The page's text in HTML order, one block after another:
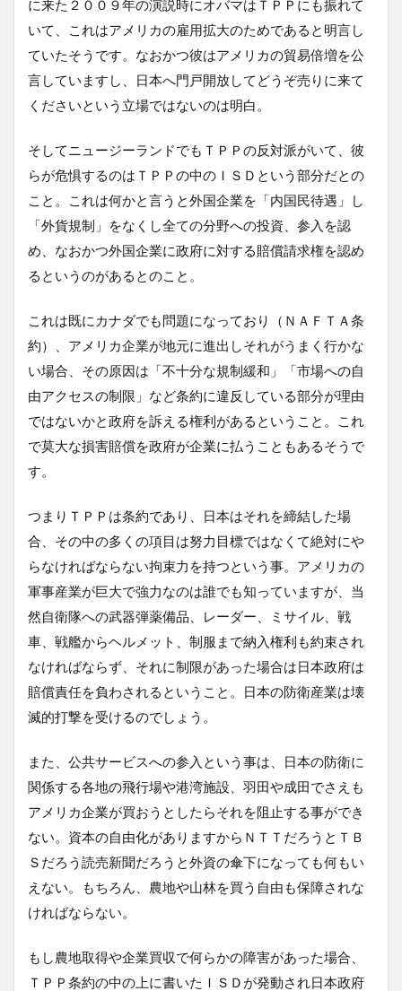
に来た２００９年の演説時にオバマはＴＰＰにも振れて
いて、これはアメリカの雇用拡大のためであると明言し
ていたそうです。なおかつ彼はアメリカの貿易倍増を公
言していますし、日本へ門戸開放してどうぞ売りに来て
くださいという立場ではないのは明白。
そしてニュージーランドでもＴＰＰの反対派がいて、彼
らが危惧するのはＴＰＰの中のＩＳＤという部分だとの
こと。これは何かと言うと外国企業を「内国民待遇」し
「外貨規制」をなくし全ての分野への投資、参入を認
め、なおかつ外国企業に政府に対する賠償請求権を認め
るというのがあるとのこと。
これは既にカナダでも問題になっており（ＮＡＦＴＡ条
約）、アメリカ企業が地元に進出しそれがうまく行かな
い場合、その原因は「不十分な規制緩和」「市場への自
由アクセスの制限」など条約に違反している部分が理由
ではないかと政府を訴える権利があるということ。これ
で莫大な損害賠償を政府が企業に払うこともあるそうで
す。
つまりＴＰＰは条約であり、日本はそれを締結した場
合、その中の多くの項目は努力目標ではなくて絶対にや
らなければならない拘束力を持つという事。アメリカの
軍事産業が巨大で強力なのは誰でも知っていますが、当
然自衛隊への武器弾薬備品、レーダー、ミサイル、戦
車、戦艦からヘルメット、制服まで納入権利も約束され
なければならず、それに制限があった場合は日本政府は
賠償責任を負わされるということ。日本の防衛産業は壊
滅的打撃を受けるのでしょう。
また、公共サービスへの参入という事は、日本の防衛に
関係する各地の飛行場や港湾施設、羽田や成田でさえも
アメリカ企業が買おうとしたらそれを阻止する事ができ
ない。資本の自由化がありますからＮＴＴだろうとＴＢ
Ｓだろう読売新聞だろうと外資の傘下になっても何もい
えない。もちろん、農地や山林を買う自由も保障されな
ければならない。
もし農地取得や企業買収で何らかの障害があった場合、
ＴＰＰ条約の中の上に書いたＩＳＤが発動され日本政府